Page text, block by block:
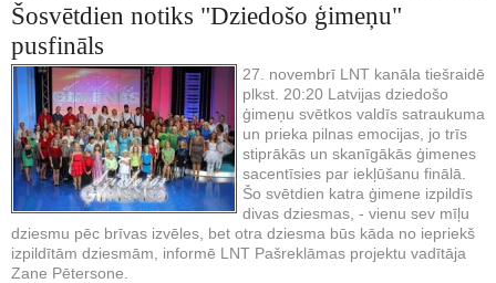
Šosvētdien notiks "Dziedošo ģimeņu"
pusfināls
27. novembrī LNT kanāla tiešraidē
plkst. 20:20 Latvijas dziedošo
ģimeņu svētkos valdīs satraukuma
un prieka pilnas emocijas, jo trīs
stiprākās un skanīgākās ģimenes
sacentīsies par iekļūšanu finālā.
Šo svētdien katra ģimene izpildīs
divas dziesmas, - vienu sev mīļu
dziesmu pēc brīvas izvēles, bet otra dziesma būs kāda no iepriekš
izpildītām dziesmām, informē LNT Pašreklāmas projektu vadītāja
Zane Pētersone.